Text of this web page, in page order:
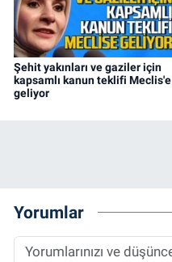
Şehit yakınları ve gaziler için
kapsamlı kanun teklifi Meclis'e
geliyor
Yorumlar